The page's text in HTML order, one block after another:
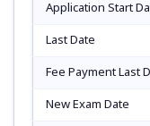
Application Start
Last Date
Fee Payment Last
New Exam Date